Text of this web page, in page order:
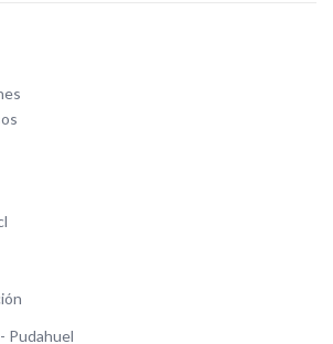
Pudahuel